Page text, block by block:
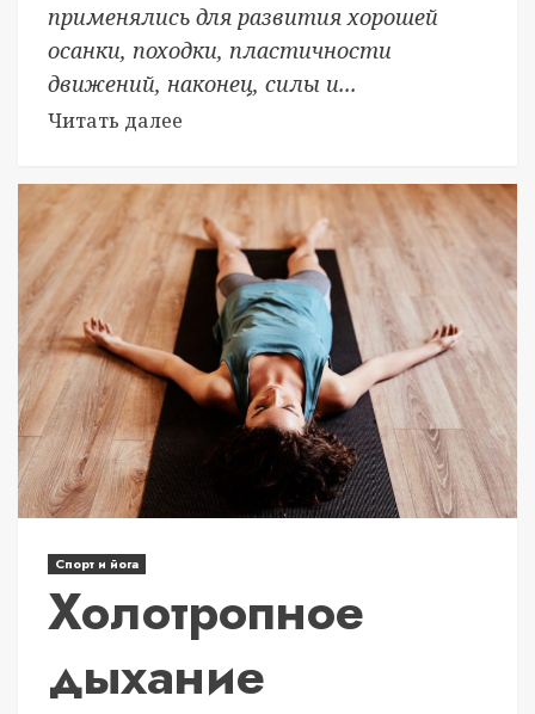
применялись для развития хорошей
осанки, походки, пластичности
движений, наконец, силы и...
Читать далее
Спорт и йога
Холотропное
дыхание